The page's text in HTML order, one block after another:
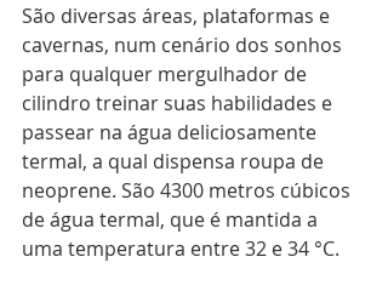
São diversas áreas, plataformas e
cavernas, num cenário dos sonhos
para qualquer mergulhador de
cilindro treinar suas habilidades e
passear na água deliciosamente
termal, a qual dispensa roupa de
neoprene. São 4300 metros cúbicos
de água termal, que é mantida a
uma temperatura entre 32 e 34 °C.